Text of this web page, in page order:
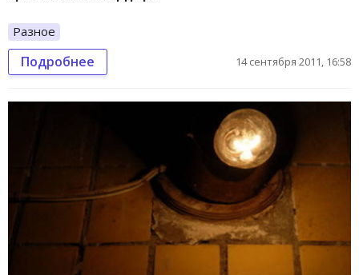
Разное
Подробнее 14 сентября 2011, 16:58